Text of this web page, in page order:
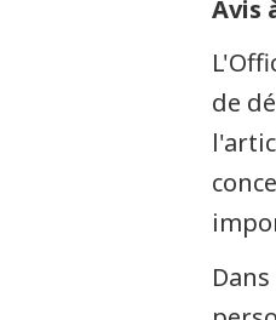
Avis
de